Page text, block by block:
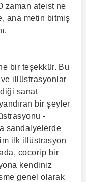
zaman ateist ne
ana metin bitmiş
bir teşekkür. Bu
illüstrasyonlar
sanat
bir şeyler
-
sandalyelerde
ilk illüstrasyon
cocorip bir
kendiniz
genel olarak